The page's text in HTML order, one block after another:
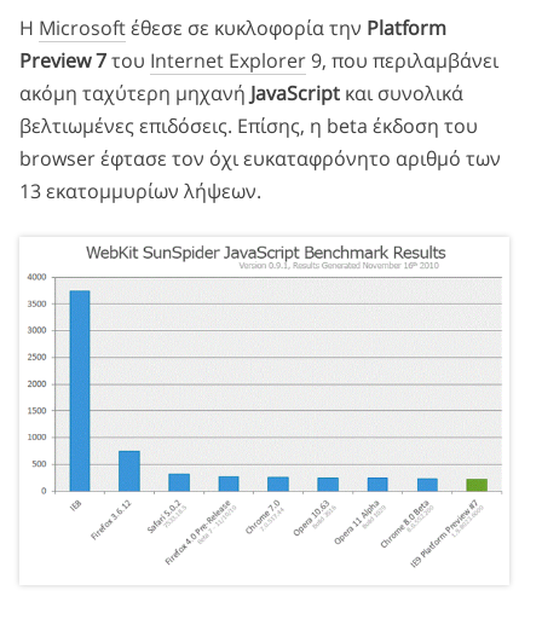
Η Microsoftέθεσε σε κυκλοφορία την Platform
Preview 7του Internet Explorer 9, που περιλαμβάνει
ακόμη ταχύτερη μηχανή JavaScript και συνολικά
βελτιωμένες επιδόσεις. Επίσης, η beta έκδοση του
browser έφτασε τον όχι ευκαταφρόνητο αριθμό των
13 εκατομμυρίων λήψεων.